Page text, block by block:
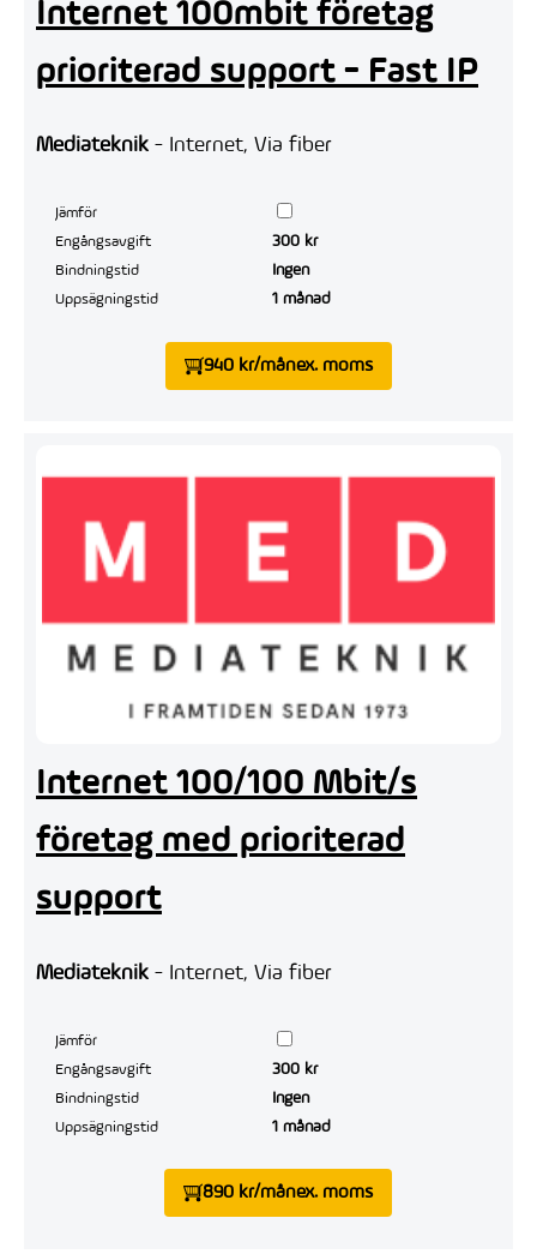
Internet 100mbit företag
prioriterad support - Fast IP
Mediateknik - Internet, Via fiber
Jämför
Engångsavgift
300 kr
Bindningstid Ingen
Uppsägningstid 1 månad
940 kr/månex. moms
Internet 100/100 Mbit/s
företag med prioriterad
support
Mediateknik - Internet, Via fiber
Jämför
Engångsavgift
300 kr
Bindningstid Ingen
Uppsägningstid 1 månad
890 kr/månex. moms